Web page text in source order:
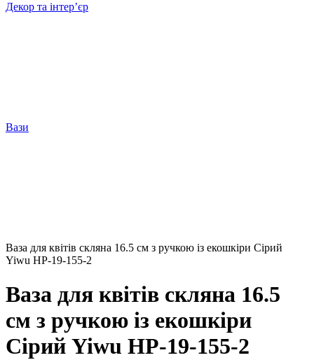
Декор та інтерʼєр
Вази
Ваза для квітів скляна 16.5 см з ручкою із екошкіри Сірий
Yiwu HP-19-155-2
Ваза для квітів скляна 16.5
см з ручкою із екошкіри
Сірий Yiwu HP-19-155-2